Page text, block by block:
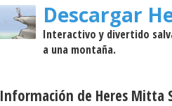
Descargar
Interactivo y divertido
a una montaña.
Información de Heres Mitta